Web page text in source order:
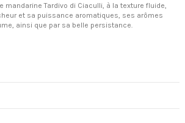
mandarine Tardivo di Ciaculli, à la texture fluide,
et sa puissance aromatiques, ses arômes
ainsi que par sa belle persistance.